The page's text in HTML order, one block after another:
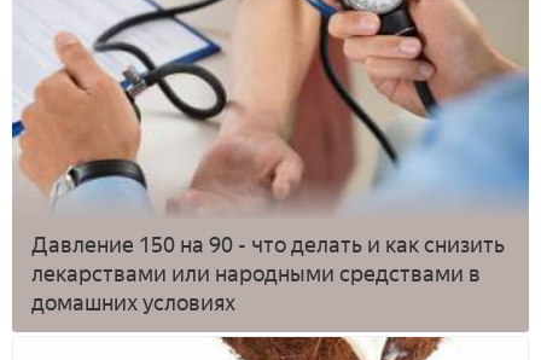
Давление 150 на 90 - что делать и как снизить
лекарствами или народными средствами в
домашних условиях